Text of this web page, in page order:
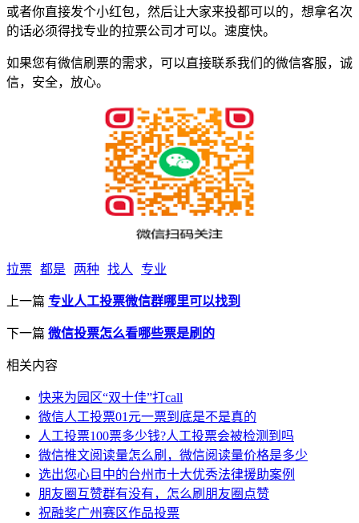
或者你直接发个小红包，然后让大家来投都可以的，想拿名次
的话必须得找专业的拉票公司才可以。速度快。
如果您有微信刷票的需求，可以直接联系我们的微信客服，诚
信，安全，放心。
拉票 都是 两种 找人 专业
上一篇 专业人工投票微信群哪里可以找到
下一篇 微信投票怎么看哪些票是刷的
相关内容
快来为园区“双十佳”打call
微信人工投票01元一票到底是不是真的
人工投票100票多少钱?人工投票会被检测到吗
微信推文阅读量怎么刷，微信阅读量价格是多少
选出您心目中的台州市十大优秀法律援助案例
朋友圈互赞群有没有，怎么刷朋友圈点赞
祝融奖广州赛区作品投票